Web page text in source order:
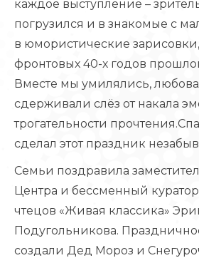
каждое выступление –
погрузился и в знакомые с
в юмористические
фронтовых 40-х годов
Вместе мы умилялись,
сдерживали слёз от накала
трогательности
сделал этот праздник
Семьи поздравила
Центра и бессменный
чтецов «Живая классика»
Подугольникова.
создали Дед Мороз и